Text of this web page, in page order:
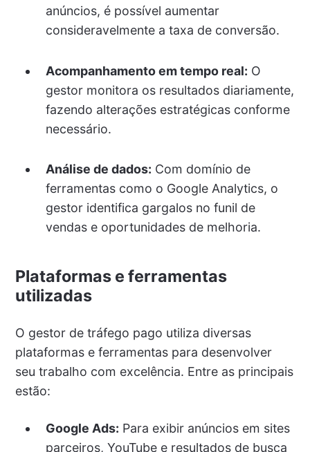
anúncios, é possível aumentar
consideravelmente a taxa de conversão.
Acompanhamento em tempo real: O
gestor monitora os resultados diariamente,
fazendo alterações estratégicas conforme
necessário.
Análise de dados: Com domínio de
ferramentas como o Google Analytics, o
gestor identifica gargalos no funil de
vendas e oportunidades de melhoria.
Plataformas e ferramentas
utilizadas
O gestor de tráfego pago utiliza diversas
plataformas e ferramentas para desenvolver
seu trabalho com excelência. Entre as principais
estão:
Google Ads: Para exibir anúncios em sites
parceiros, YouTube e resultados de busca